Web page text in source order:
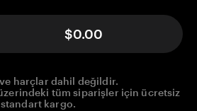
$0.00
harçlar dahil değildir.
tüm siparişler için ücretsiz
standart kargo.